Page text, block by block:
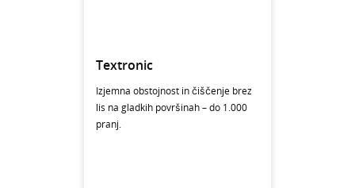
Textronic
Izjemna obstojnost in čiščenje brez
lis na gladkih površinah – do 1.000
pranj.